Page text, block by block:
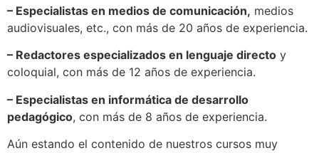
– Especialistas en medios de comunicación, medios
audiovisuales, etc., con más de 20 años de experiencia.
– Redactores especializados en lenguaje directo y
coloquial, con más de 12 años de experiencia.
– Especialistas en informática de desarrollo
pedagógico, con más de 8 años de experiencia.
Aún estando el contenido de nuestros cursos muy